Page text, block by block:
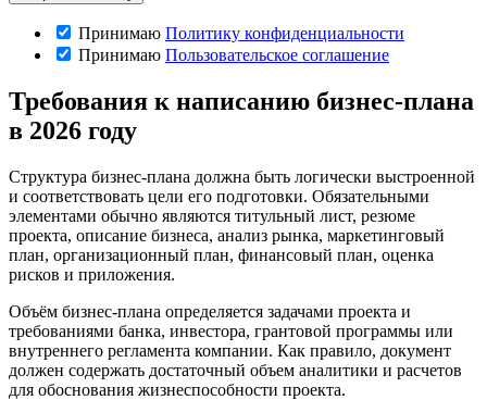
Принимаю Политику конфиденциальности
Принимаю Пользовательское соглашение
Требования к написанию бизнес-плана
в 2026 году
Структура бизнес-плана должна быть логически выстроенной
и соответствовать цели его подготовки. Обязательными
элементами обычно являются титульный лист, резюме
проекта, описание бизнеса, анализ рынка, маркетинговый
план, организационный план, финансовый план, оценка
рисков и приложения.
Объём бизнес-плана определяется задачами проекта и
требованиями банка, инвестора, грантовой программы или
внутреннего регламента компании. Как правило, документ
должен содержать достаточный объем аналитики и расчетов
для обоснования жизнеспособности проекта.